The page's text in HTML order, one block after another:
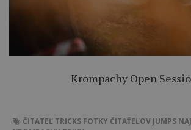
Krompachy Open
ČITATEĽ TRICKS FOTKY ČITAŤEĽOV JUMPS